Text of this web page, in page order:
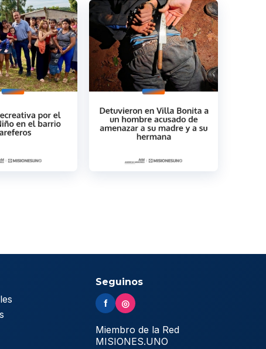
Seguinos
f ◎
Miembro de la Red
MISIONES.UNO